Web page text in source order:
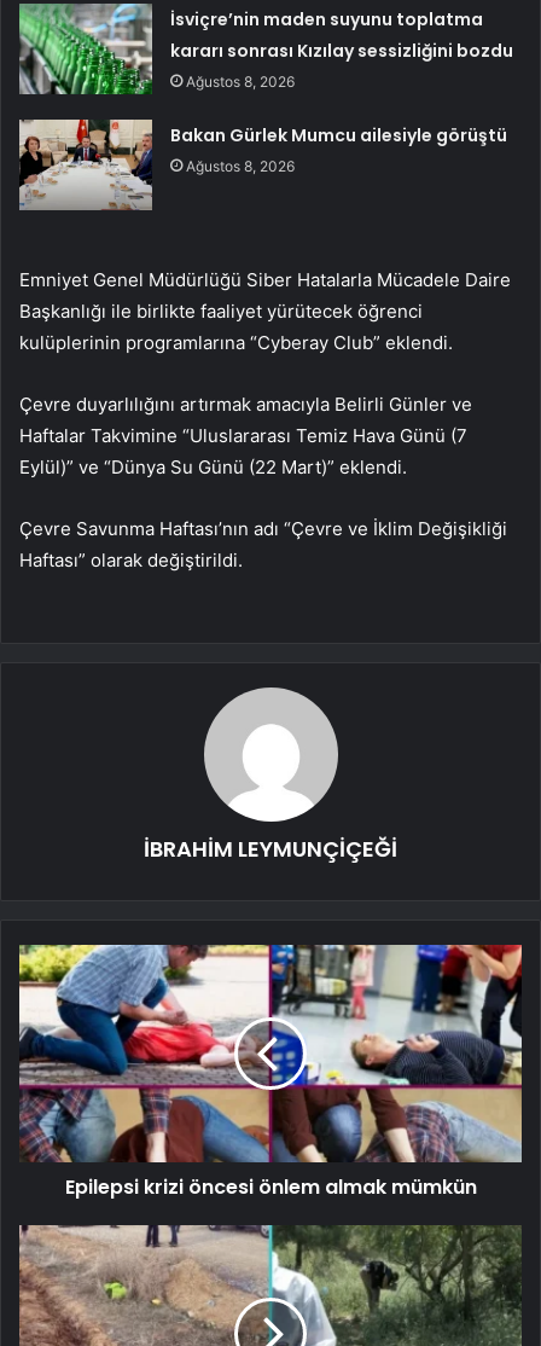
İsviçre’nin maden suyunu toplatma
kararı sonrası Kızılay sessizliğini bozdu
Ağustos 8, 2026
Bakan Gürlek Mumcu ailesiyle görüştü
Ağustos 8, 2026
Emniyet Genel Müdürlüğü Siber Hatalarla Mücadele Daire
Başkanlığı ile birlikte faaliyet yürütecek öğrenci
kulüplerinin programlarına “Cyberay Club” eklendi.
Çevre duyarlılığını artırmak amacıyla Belirli Günler ve
Haftalar Takvimine “Uluslararası Temiz Hava Günü (7
Eylül)” ve “Dünya Su Günü (22 Mart)” eklendi.
Çevre Savunma Haftası’nın adı “Çevre ve İklim Değişikliği
Haftası” olarak değiştirildi.
İBRAHİM LEYMUNÇİÇEĞİ
Epilepsi krizi öncesi önlem almak mümkün